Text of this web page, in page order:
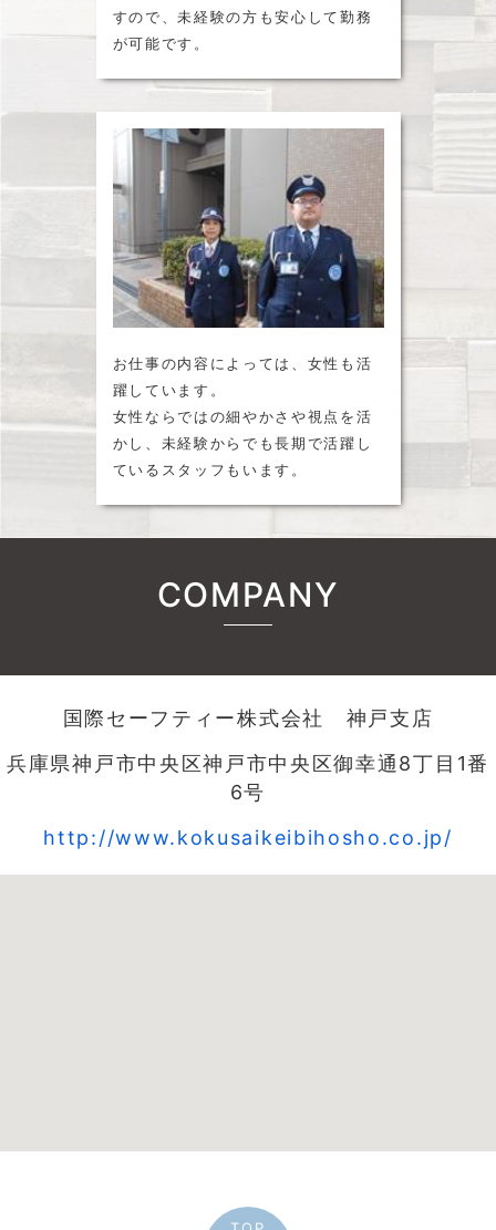
すので、未経験の方も安心して勤務
が可能です。
お仕事の内容によっては、女性も活
躍しています。
女性ならではの細やかさや視点を活
かし、未経験からでも長期で活躍し
ているスタッフもいます。
COMPANY
国際セーフティー株式会社 神戸支店
兵庫県神戸市中央区神戸市中央区御幸通8丁目1番
6号
http://www.kokusaikeibihosho.co.jp/